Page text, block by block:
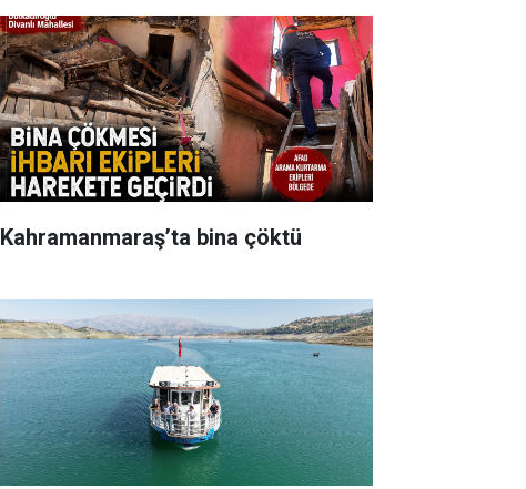
Kahramanmaraş’ta bina çöktü